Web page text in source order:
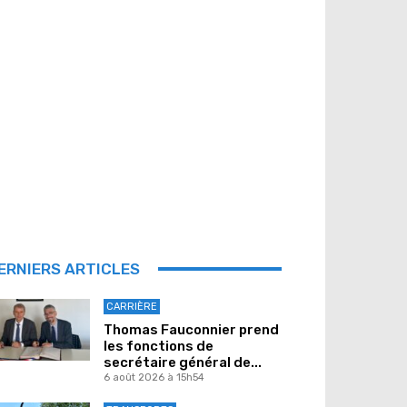
ARTICLES
CARRIÈRE
Thomas Fauconnier prend
les fonctions de
secrétaire général de...
6 août 2026 à 15h54